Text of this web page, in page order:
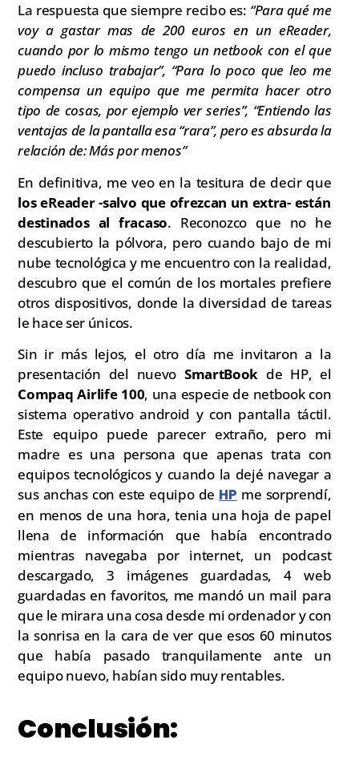
La respuesta que siempre recibo es: “Para qué me
voy a gastar mas de 200 euros en un eReader,
cuando por lo mismo tengo un netbook con el que
puedo incluso trabajar”, “Para lo poco que leo me
compensa un equipo que me permita hacer otro
tipo de cosas, por ejemplo ver series”, “Entiendo las
ventajas de la pantalla esa “rara”, pero es absurda la
relación de: Más por menos”
En definitiva, me veo en la tesitura de decir que
los eReader -salvo que ofrezcan un extra- están
destinados al fracaso. Reconozco que no he
descubierto la pólvora, pero cuando bajo de mi
nube tecnológica y me encuentro con la realidad,
descubro que el común de los mortales prefiere
otros dispositivos, donde la diversidad de tareas
le hace ser únicos.
Sin ir más lejos, el otro día me invitaron a la
presentación del nuevo SmartBook de HP, el
Compaq Airlife 100, una especie de netbook con
sistema operativo android y con pantalla táctil.
Este equipo puede parecer extraño, pero mi
madre es una persona que apenas trata con
equipos tecnológicos y cuando la dejé navegar a
sus anchas con este equipo de HP me sorprendí,
en menos de una hora, tenia una hoja de papel
llena de información que había encontrado
mientras navegaba por internet, un podcast
descargado, 3 imágenes guardadas, 4 web
guardadas en favoritos, me mandó un mail para
que le mirara una cosa desde mi ordenador y con
la sonrisa en la cara de ver que esos 60 minutos
que había pasado tranquilamente ante un
equipo nuevo, habían sido muy rentables.
Conclusión: